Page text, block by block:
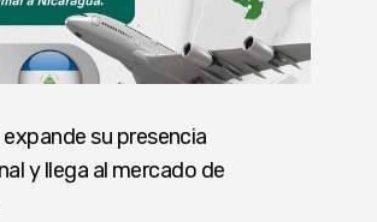
su presencia
y llega al mercado de